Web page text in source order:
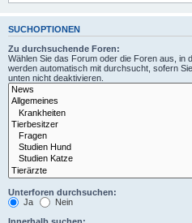
SUCHOPTIONEN
Zu durchsuchende Foren:
Wählen Sie das Forum oder die Foren aus, in
werden automatisch mit durchsucht, sofern
unten nicht deaktivieren.
Unterforen durchsuchen:
Ja
Nein